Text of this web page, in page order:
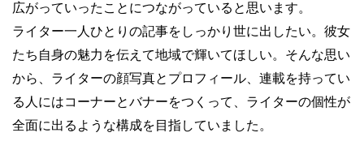
広がっていったことにつながっていると思います。
ライター一人ひとりの記事をしっかり世に出したい。彼女
たち自身の魅力を伝えて地域で輝いてほしい。そんな思い
から、ライターの顔写真とプロフィール、連載を持ってい
る人にはコーナーとバナーをつくって、ライターの個性が
全面に出るような構成を目指していました。